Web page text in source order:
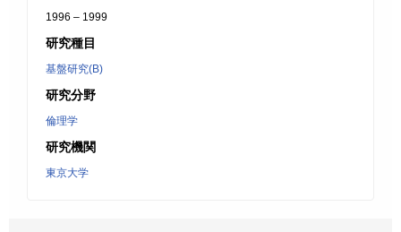
1996 – 1999
研究種目
基盤研究(B)
研究分野
倫理学
研究機関
東京大学